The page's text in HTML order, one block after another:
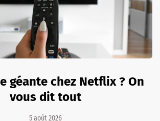
géante chez Netflix ? On
vous dit tout
5 août 2026